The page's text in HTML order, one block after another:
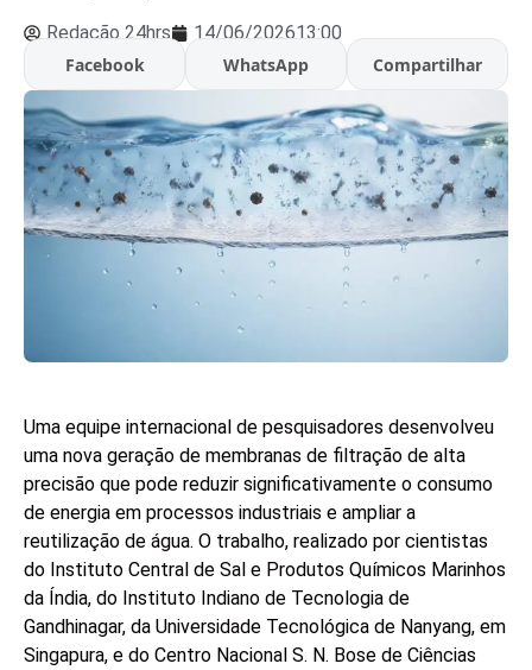
Redação 24hrs 14/06/202613:00
Facebook
WhatsApp Compartilhar
Uma equipe internacional de pesquisadores desenvolveu
uma nova geração de membranas de filtração de alta
precisão que pode reduzir significativamente o consumo
de energia em processos industriais e ampliar a
reutilização de água. O trabalho, realizado por cientistas
do Instituto Central de Sal e Produtos Químicos Marinhos
da Índia, do Instituto Indiano de Tecnologia de
Gandhinagar, da Universidade Tecnológica de Nanyang, em
Singapura, e do Centro Nacional S. N. Bose de Ciências